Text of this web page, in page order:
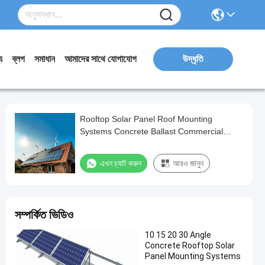
ব্লগ সমাধান আমাদের সাথে যোগাযোগ উদ্ধৃতি
Rooftop Solar Panel Roof Mounting
Systems Concrete Ballast Commercial
এখন চ্যাট করুন আরও জানুন
সম্পর্কিত ভিডিও
10 15 20 30 Angle
Concrete Rooftop Solar
Panel Mounting Systems